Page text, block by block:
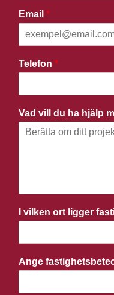
Email *
Telefon *
Vad vill du ha hjälp
I vilken ort ligger
Ange